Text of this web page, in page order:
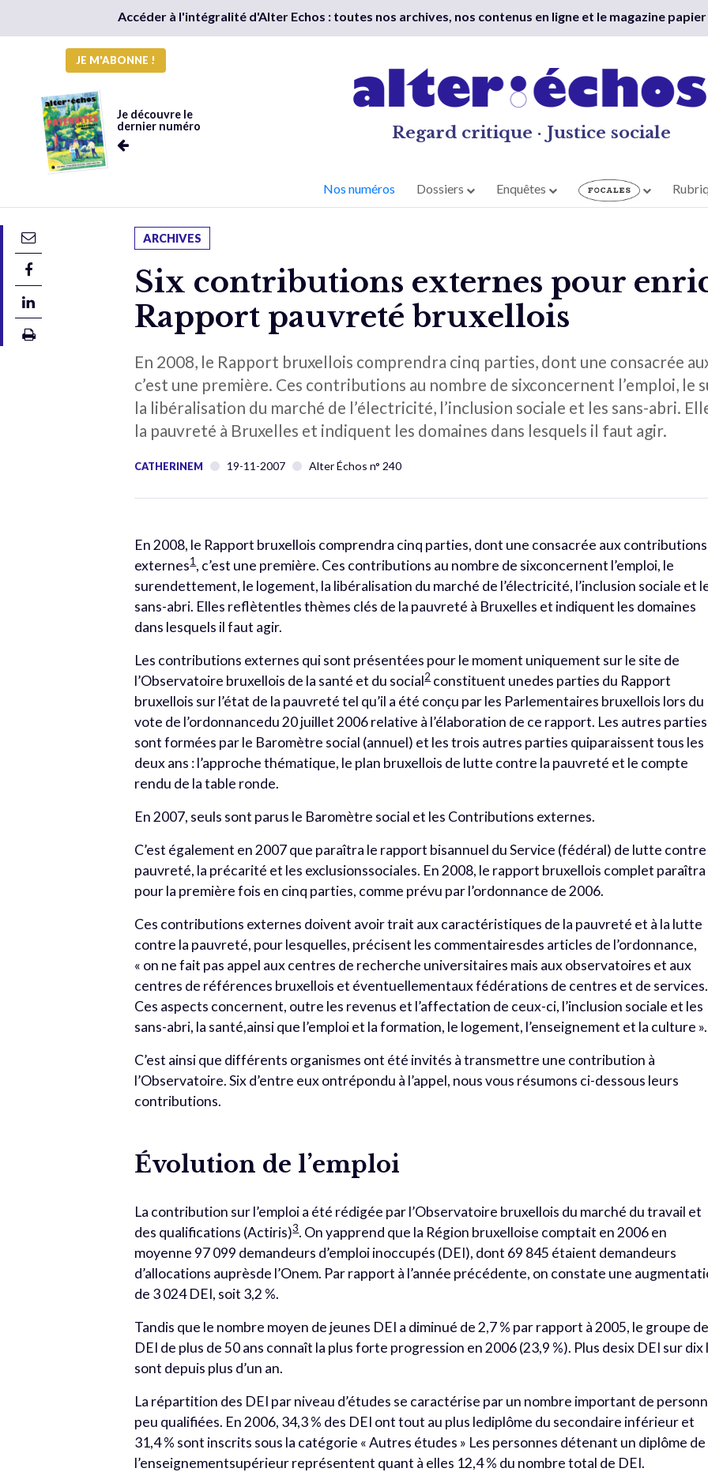
Accéder à l'intégralité d'Alter Echos : toutes nos archives, nos contenus en ligne et le magazine
JE M'ABONNE !
Je découvre le
dernier numéro
Regard critique · Justice sociale
Nos numéros Dossiers Enquêtes
ARCHIVES
Six contributions externes pour
Rapport pauvreté bruxellois
En 2008, le Rapport bruxellois comprendra cinq parties, dont une consacrée
c’est une première. Ces contributions au nombre de sixconcernent l’emploi,
la libéralisation du marché de l’électricité, l’inclusion sociale et les sans-abri.
la pauvreté à Bruxelles et indiquent les domaines dans lesquels il faut agir.
CATHERINEM 19-11-2007 Alter Échos n° 240
En 2008, le Rapport bruxellois comprendra cinq parties, dont une consacrée aux contributions
externes1, c’est une première. Ces contributions au nombre de sixconcernent l’emploi, le
surendettement, le logement, la libéralisation du marché de l’électricité, l’inclusion sociale et
sans-abri. Elles reflètentles thèmes clés de la pauvreté à Bruxelles et indiquent les domaines
dans lesquels il faut agir.
Les contributions externes qui sont présentées pour le moment uniquement sur le site de
l’Observatoire bruxellois de la santé et du social2constituent unedes parties du Rapport
bruxellois sur l’état de la pauvreté tel qu’il a été conçu par les Parlementaires bruxellois lors du
vote de l’ordonnancedu 20 juillet 2006 relative à l’élaboration de ce rapport. Les autres parties
sont formées par le Baromètre social (annuel) et les trois autres parties quiparaissent tous les
deux ans : l’approche thématique, le plan bruxellois de lutte contre la pauvreté et le compte
rendu de la table ronde.
En 2007, seuls sont parus le Baromètre social et les Contributions externes.
C’est également en 2007 que paraîtra le rapport bisannuel du Service (fédéral) de lutte contre
pauvreté, la précarité et les exclusionssociales. En 2008, le rapport bruxellois complet paraîtra
pour la première fois en cinq parties, comme prévu par l’ordonnance de 2006.
Ces contributions externes doivent avoir trait aux caractéristiques de la pauvreté et à la lutte
contre la pauvreté, pour lesquelles, précisent les commentairesdes articles de l’ordonnance,
« on ne fait pas appel aux centres de recherche universitaires mais aux observatoires et aux
centres de références bruxellois et éventuellementaux fédérations de centres et de services.
Ces aspects concernent, outre les revenus et l’affectation de ceux-ci, l’inclusion sociale et les
sans-abri, la santé,ainsi que l’emploi et la formation, le logement, l’enseignement et la culture ».
C’est ainsi que différents organismes ont été invités à transmettre une contribution à
l’Observatoire. Six d’entre eux ontrépondu à l’appel, nous vous résumons ci-dessous leurs
contributions.
Évolution de l’emploi
La contribution sur l’emploi a été rédigée par l’Observatoire bruxellois du marché du travail et
des qualifications (Actiris)3. On yapprend que la Région bruxelloise comptait en 2006 en
moyenne 97 099 demandeurs d’emploi inoccupés (DEI), dont 69 845 étaient demandeurs
d’allocations auprèsde l’Onem. Par rapport à l’année précédente, on constate une
de 3 024 DEI, soit 3,2 %.
Tandis que le nombre moyen de jeunes DEI a diminué de 2,7 % par rapport à 2005, le groupe
DEI de plus de 50 ans connaît la plus forte progression en 2006 (23,9 %). Plus desix DEI sur dix
sont depuis plus d’un an.
La répartition des DEI par niveau d’études se caractérise par un nombre important de
peu qualifiées. En 2006, 34,3 % des DEI ont tout au plus lediplôme du secondaire inférieur et
31,4 % sont inscrits sous la catégorie « Autres études » Les personnes détenant un diplôme de
l’enseignementsupérieur représentent quant à elles 12,4 % du nombre total de DEI.